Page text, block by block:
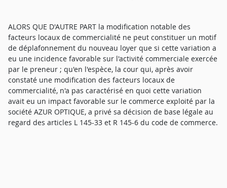
ALORS QUE D'AUTRE PART la modification notable des
facteurs locaux de commercialité ne peut constituer un motif
de déplafonnement du nouveau loyer que si cette variation a
eu une incidence favorable sur l'activité commerciale exercée
par le preneur ; qu'en l'espèce, la cour qui, après avoir
constaté une modification des facteurs locaux de
commercialité, n'a pas caractérisé en quoi cette variation
avait eu un impact favorable sur le commerce exploité par la
société AZUR OPTIQUE, a privé sa décision de base légale au
regard des articles L 145-33 et R 145-6 du code de commerce.